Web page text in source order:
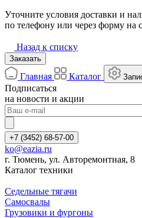
Уточните условия доставки и
по телефону или через форму на
Назад к списку
Заказать
Главная Каталог
Подписаться
на новости и акции
+7 (3452) 68-57-00
ko@eazia.ru
г. Тюмень, ул. Авторемонтная, 8
Каталог техники
Седельные тягачи
Самосвалы
Грузовики и фургоны